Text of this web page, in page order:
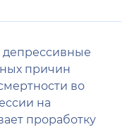
депрессивные
причин
во
на
проработку